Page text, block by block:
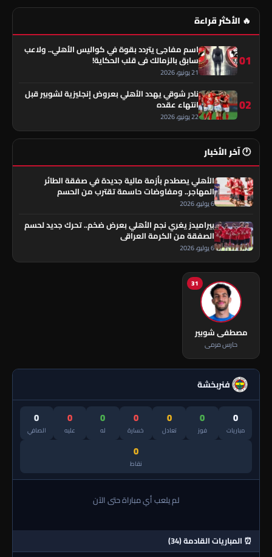
🔥 الأكثر قراءة
01
اسم مفاجئ يتردد بقوة في كواليس الأهلي.. ولاعب
سابق بالزمالك في قلب الحكاية!
21 يونيو، 2026
02
نادر شوقي يهدد الأهلي بعروض إنجليزية لشوبير قبل
انتهاء عقده
22 يونيو، 2026
🕐 آخر الأخبار
الأهلي يصطدم بأزمة مالية جديدة في صفقة الطائر
المهاجر.. ومفاوضات حاسمة تقترب من الحسم
6 يوليو، 2026
بيراميدز يغري نجم الأهلي بعرض ضخم.. تحرك جديد لحسم
الصفقة من الكرمة العراقي
6 يوليو، 2026
31
مصطفى شوبير
حارس مرمى
فنربخشة
0
مباريات
0
فوز
0
تعادل
0
خسارة
0
له
0
عليه
0
الصافي
0
نقاط
لم يلعب أي مباراة حتى الآن
⏰ المباريات القادمة (34)